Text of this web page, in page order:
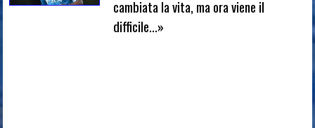
cambiata la vita, ma ora viene il
difficile...»